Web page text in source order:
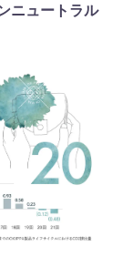
ニュートラル